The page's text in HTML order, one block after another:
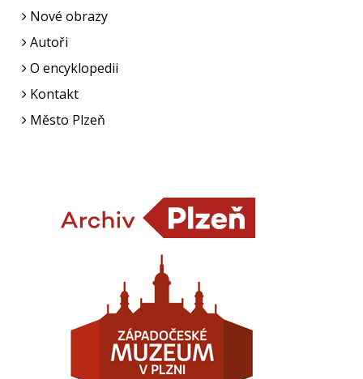
Nové obrazy
Autoři
O encyklopedii
Kontakt
Město Plzeň